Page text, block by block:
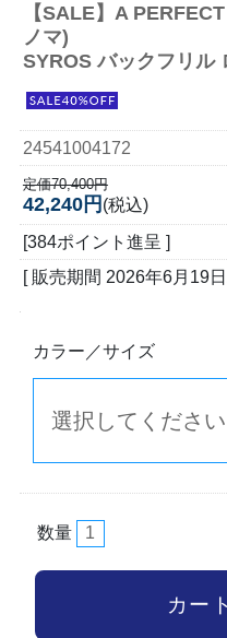
【SALE】 A
ノマ)
SYROS バックフリル
24541004172
定価70,400円
42,240円 (税込)
[384ポイント進呈 ]
[ 販売期間 2026年6月19
カラー／サイズ
数量